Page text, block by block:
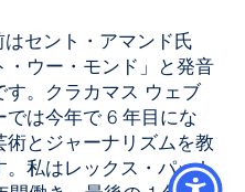
セント・アマンド氏
・ウー・モンド」と発音
す。クラカマス ウェブ
では今年で 6 年目にな
術とジャーナリズムを教
。私はレックス・パット